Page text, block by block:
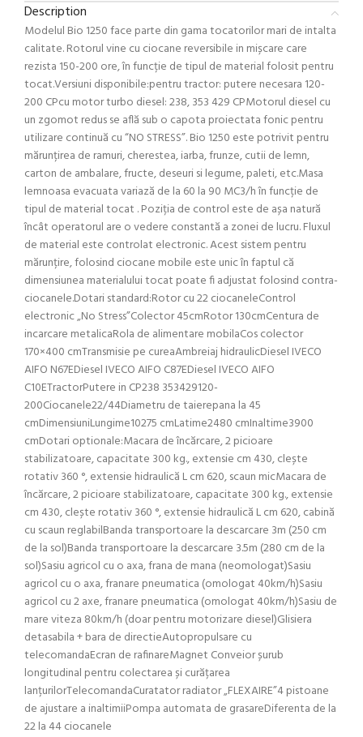
Description
Modelul Bio 1250 face parte din gama tocatorilor mari de intalta
calitate. Rotorul vine cu ciocane reversibile in mișcare care
rezista 150-200 ore, în funcție de tipul de material folosit pentru
tocat.Versiuni disponibile:pentru tractor: putere necesara 120-
200 CPcu motor turbo diesel: 238, 353 429 CPMotorul diesel cu
un zgomot redus se află sub o capota proiectata fonic pentru
utilizare continuă cu “NO STRESS”. Bio 1250 este potrivit pentru
mărunțirea de ramuri, cherestea, iarba, frunze, cutii de lemn,
carton de ambalare, fructe, deseuri si legume, paleti, etc.Masa
lemnoasa evacuata variază de la 60 la 90 MC3/h în funcție de
tipul de material tocat . Poziția de control este de așa natură
încât operatorul are o vedere constantă a zonei de lucru. Fluxul
de material este controlat electronic. Acest sistem pentru
mărunțire, folosind ciocane mobile este unic în faptul că
dimensiunea materialului tocat poate fi adjustat folosind contra-
ciocanele.Dotari standard:Rotor cu 22 ciocaneleControl
electronic „No Stress”Colector 45cmRotor 130cmCentura de
incarcare metalicaRola de alimentare mobilaCos colector
170×400 cmTransmisie pe cureaAmbreiaj hidraulicDiesel IVECO
AIFO N67EDiesel IVECO AIFO C87EDiesel IVECO AIFO
C10ETractorPutere in CP238 353429120-
200Ciocanele22/44Diametru de taierepana la 45
cmDimensiuniLungime10275 cmLatime2480 cmInaltime3900
cmDotari optionale:Macara de încărcare, 2 picioare
stabilizatoare, capacitate 300 kg., extensie cm 430, clește
rotativ 360 °, extensie hidraulică L cm 620, scaun micMacara de
încărcare, 2 picioare stabilizatoare, capacitate 300 kg., extensie
cm 430, clește rotativ 360 °, extensie hidraulică L cm 620, cabină
cu scaun reglabilBanda transportoare la descarcare 3m (250 cm
de la sol)Banda transportoare la descarcare 3.5m (280 cm de la
sol)Sasiu agricol cu o axa, frana de mana (neomologat)Sasiu
agricol cu o axa, franare pneumatica (omologat 40km/h)Sasiu
agricol cu 2 axe, franare pneumatica (omologat 40km/h)Sasiu de
mare viteza 80km/h (doar pentru motorizare diesel)Glisiera
detasabila + bara de directieAutopropulsare cu
telecomandaEcran de rafinareMagnet Conveior șurub
longitudinal pentru colectarea și curățarea
lanțurilorTelecomandaCuratator radiator „FLEXAIRE”4 pistoane
de ajustare a inaltimiiPompa automata de grasareDiferenta de la
22 la 44 ciocanele